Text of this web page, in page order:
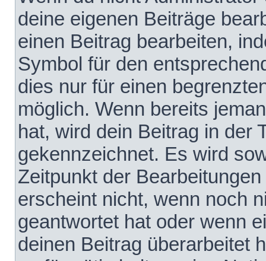
deine eigenen Beiträge
einen Beitrag bearbeiten,
Symbol für den
dies nur für einen
möglich. Wenn bereits
hat, wird dein Beitrag in der
gekennzeichnet. Es wird
Zeitpunkt der
erscheint nicht, wenn noch
geantwortet hat oder wenn
deinen Beitrag überarbeitet